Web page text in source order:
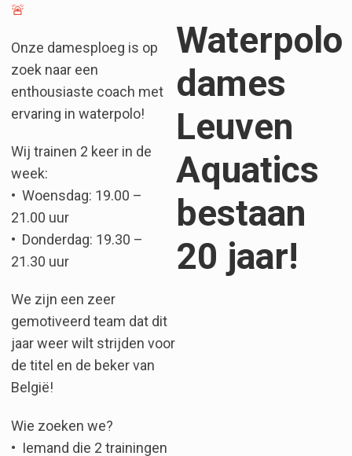
🚨
Onze damesploeg is op
zoek naar een
enthousiaste coach met
ervaring in waterpolo!
Wij trainen 2 keer in de
week:
•⁠ ⁠Woensdag: 19.00 –
21.00 uur
•⁠ ⁠Donderdag: 19.30 –
21.30 uur
We zijn een zeer
gemotiveerd team dat dit
jaar weer wilt strijden voor
de titel en de beker van
België!
Wie zoeken we?
•⁠ ⁠Iemand die 2 trainingen
Waterpolo
dames
Leuven
Aquatics
bestaan
20 jaar!